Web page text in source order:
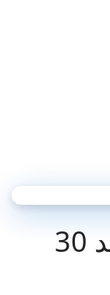
رجل يعود إلى بيته بعد 30